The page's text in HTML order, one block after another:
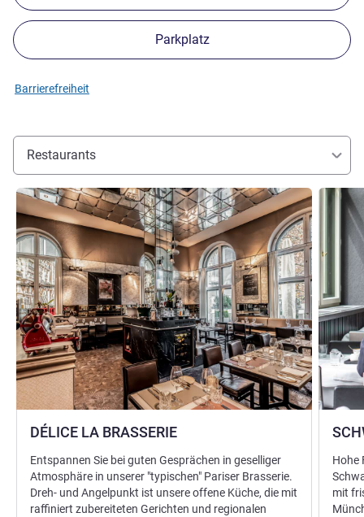
Parkplatz
Barrierefreiheit
Restaurants
DÉLICE LA BRASSERIE
Details ansehen
Entspannen Sie bei guten Gesprächen in geselliger
Atmosphäre in unserer "typischen" Pariser Brasserie.
Dreh- und Angelpunkt ist unsere offene Küche, die mit
raffiniert zubereiteten Gerichten und regionalen
Details
Hohe
mit